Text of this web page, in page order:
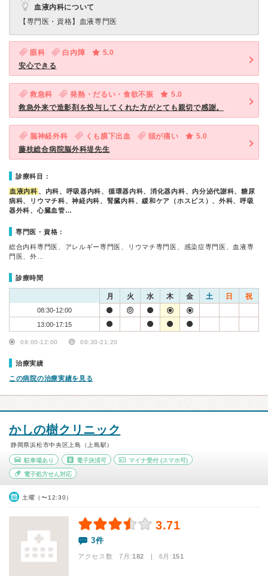
血液内科について
【専門医・資格】 血液専門医
眼科 白内障
5.0
安心できる
救急科 発熱・だるい・食欲不振
5.0
救急外来で造影剤を投与してくれた方がとても親切で感謝。
脳神経外科 くも膜下出血 頭が痛い
5.0
藤枝総合病院脳外科堤先生
診療科目：
血液内科 、内科、呼吸器内科、循環器内科、消化器内科、内分泌代謝科、糖尿
病科、リウマチ科、神経内科、腎臓内科、緩和ケア（ホスピス）、外科、呼吸
器外科、心臓血管…
専門医・資格：
総合内科専門医、アレルギー専門医、リウマチ専門医、感染症専門医、血液専
門医、外…
診療時間
月 火 水 木 金 土 日 祝
08:30-12:00
13:00-17:15
08:00-12:00 08:30-21:20
治療実績
この病院の治療実績を見る
かしの樹クリニック
静岡県浜松市中央区上島（上島駅）
駐車場あり 電子決済可 マイナ受付 (スマホ可)
電子処方せん対応
土曜（〜12:30）
3.71
3件
アクセス数 7月:182 | 6月:151